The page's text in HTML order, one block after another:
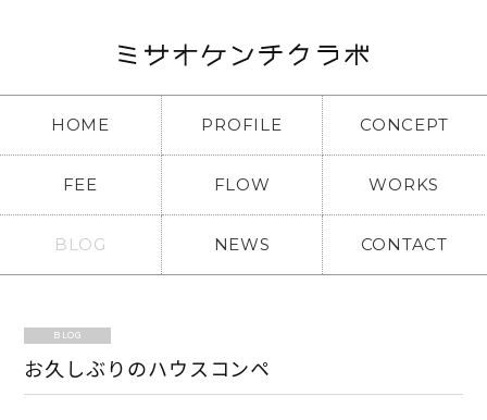
HOME PROFILE CONCEPT
FEE FLOW WORKS
BLOG NEWS CONTACT
BLOG
お久しぶりのハウスコンペ